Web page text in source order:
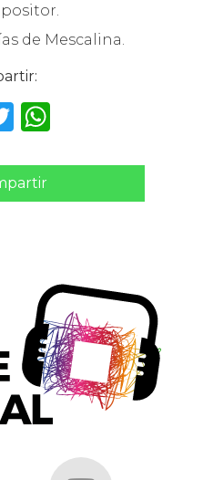
de Mescalina.
T
it
te
W
a
ts
p